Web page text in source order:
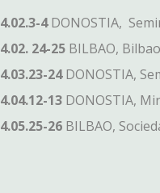
4DONOSTIA,
24-25 BILBAO,
24DONOSTIA,
13 DONOSTIA,
26 BILBAO,